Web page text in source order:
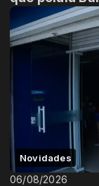
Novidades
06/08/2026